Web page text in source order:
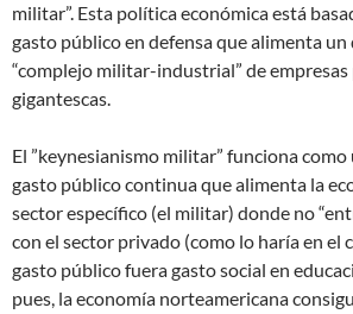
militar”. Esta política económica está
gasto público en defensa que alimenta un
“complejo militar-industrial” de
gigantescas.
El ”keynesianismo militar” funciona
gasto público continua que alimenta la
sector específico (el militar) donde no
con el sector privado (como lo haría en el
gasto público fuera gasto social en
pues, la economía norteamericana